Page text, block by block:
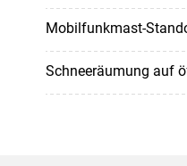
Mobilfunkmast-
Schneeräumung auf